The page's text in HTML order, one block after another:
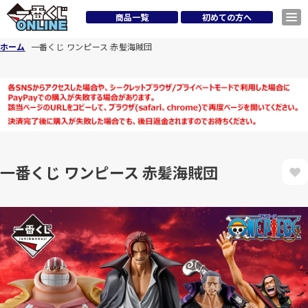
商品一覧 初めての方へ
ホーム 一番くじ ワンピース 赤髪海賊団
一番くじ ワンピース 赤髪海賊団